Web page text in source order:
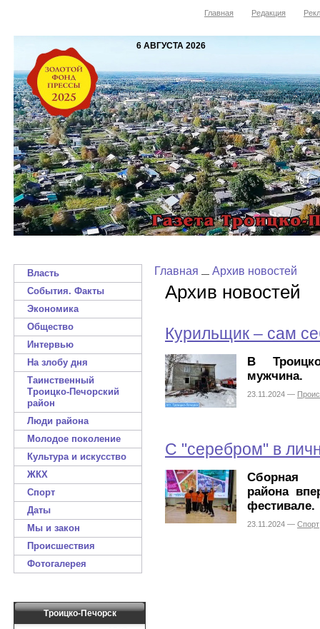
Главная Редакция
6 АВГУСТА 2026
Власть
События. Факты
Экономика
Общество
Интервью
На злобу дня
Таинственный
Троицко-Печорский
район
Люди района
Молодое поколение
Культура и искусство
ЖКХ
Спорт
Даты
Мы и закон
Происшествия
Фотогалерея
Троицко-Печорск
Главная Архив новостей
Архив новостей
Курильщик – сам
В
мужчина.
23.11.2024 —
С "серебром" в
Сборная
района
фестивале.
23.11.2024 — Спорт